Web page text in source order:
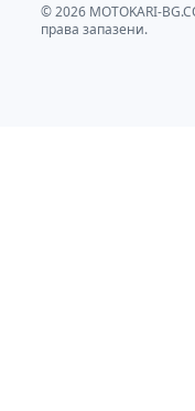
b
o
u
b
e
d
© 2026 MOTOKARI-
права запазени.